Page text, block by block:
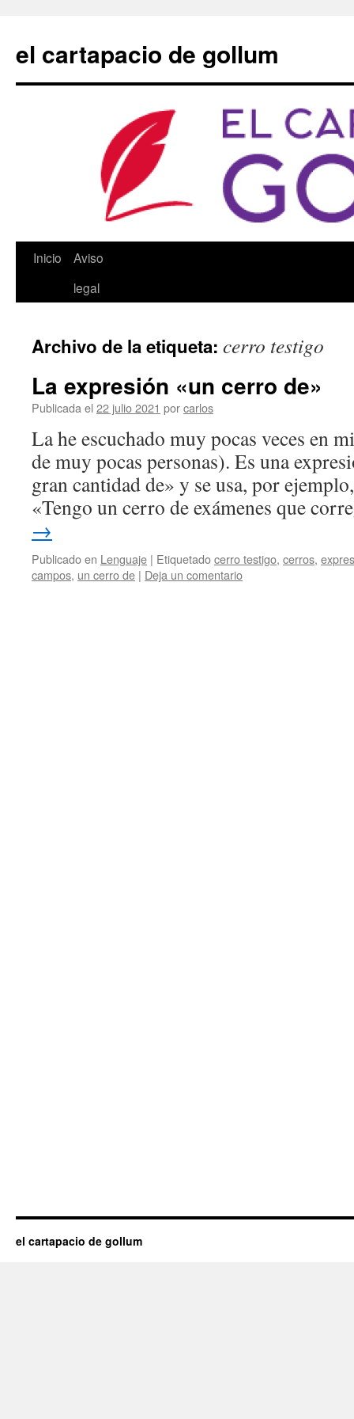
contenido
el cartapacio de gollum
Inicio
Aviso
legal
Archivo de la etiqueta: cerro testigo
La expresión «un cerro de»
Publicada el 22 julio 2021 porcarlos
La he escuchado muy pocas veces en
de muy pocas personas). Es una
gran cantidad de» y se usa, por
«Tengo un cerro de exámenes que
→
Publicado en Lenguaje | Etiquetadocerro testigo, cerros,
campos, un cerro de | Deja un comentario
el cartapacio de gollum